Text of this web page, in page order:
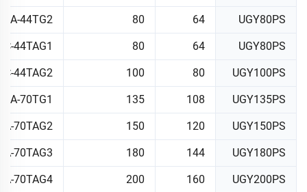
UGY80PS
64
80
44TG2
UGY80PS
64
80
44TAG1
UGY100PS
80
100
44TAG2
UGY135PS
108
135
70TG1
UGY150PS
120
150
70TAG2
UGY180PS
144
180
70TAG3
UGY200PS
160
200
70TAG4